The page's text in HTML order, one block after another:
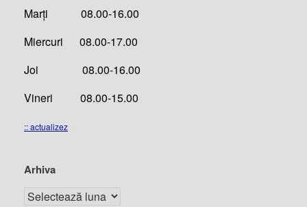
Marți 08.00-16.00
Miercuri 08.00-17.00
Joi 08.00-16.00
Vineri 08.00-15.00
:: actualizez
Arhiva